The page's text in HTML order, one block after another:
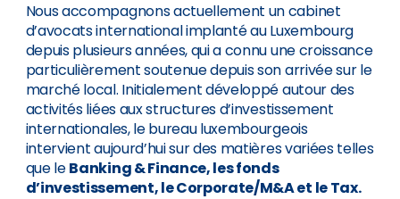
Nous accompagnons actuellement un cabinet
d’avocats international implanté au Luxembourg
depuis plusieurs années, qui a connu une croissance
particulièrement soutenue depuis son arrivée sur le
marché local. Initialement développé autour des
activités liées aux structures d’investissement
internationales, le bureau luxembourgeois
intervient aujourd’hui sur des matières variées telles
que leBanking & Finance, les fonds
d’investissement, le Corporate/M&A et le Tax.